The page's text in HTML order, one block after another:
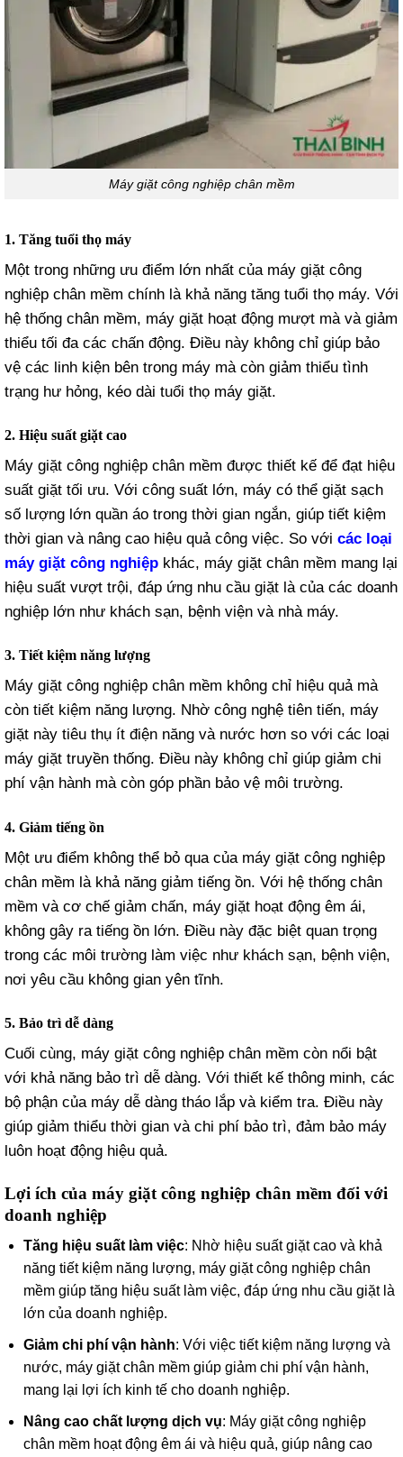
Máy giặt công nghiệp chân mềm
1. Tăng tuổi thọ máy
Một trong những ưu điểm lớn nhất của máy giặt công
nghiệp chân mềm chính là khả năng tăng tuổi thọ máy. Với
hệ thống chân mềm, máy giặt hoạt động mượt mà và giảm
thiểu tối đa các chấn động. Điều này không chỉ giúp bảo
vệ các linh kiện bên trong máy mà còn giảm thiểu tình
trạng hư hỏng, kéo dài tuổi thọ máy giặt.
2. Hiệu suất giặt cao
Máy giặt công nghiệp chân mềm được thiết kế để đạt hiệu
suất giặt tối ưu. Với công suất lớn, máy có thể giặt sạch
số lượng lớn quần áo trong thời gian ngắn, giúp tiết kiệm
thời gian và nâng cao hiệu quả công việc. So với các loại
máy giặt công nghiệp khác, máy giặt chân mềm mang lại
hiệu suất vượt trội, đáp ứng nhu cầu giặt là của các doanh
nghiệp lớn như khách sạn, bệnh viện và nhà máy.
3. Tiết kiệm năng lượng
Máy giặt công nghiệp chân mềm không chỉ hiệu quả mà
còn tiết kiệm năng lượng. Nhờ công nghệ tiên tiến, máy
giặt này tiêu thụ ít điện năng và nước hơn so với các loại
máy giặt truyền thống. Điều này không chỉ giúp giảm chi
phí vận hành mà còn góp phần bảo vệ môi trường.
4. Giảm tiếng ồn
Một ưu điểm không thể bỏ qua của máy giặt công nghiệp
chân mềm là khả năng giảm tiếng ồn. Với hệ thống chân
mềm và cơ chế giảm chấn, máy giặt hoạt động êm ái,
không gây ra tiếng ồn lớn. Điều này đặc biệt quan trọng
trong các môi trường làm việc như khách sạn, bệnh viện,
nơi yêu cầu không gian yên tĩnh.
5. Bảo trì dễ dàng
Cuối cùng, máy giặt công nghiệp chân mềm còn nổi bật
với khả năng bảo trì dễ dàng. Với thiết kế thông minh, các
bộ phận của máy dễ dàng tháo lắp và kiểm tra. Điều này
giúp giảm thiểu thời gian và chi phí bảo trì, đảm bảo máy
luôn hoạt động hiệu quả.
Lợi ích của máy giặt công nghiệp chân mềm đối với
doanh nghiệp
Tăng hiệu suất làm việc: Nhờ hiệu suất giặt cao và khả
năng tiết kiệm năng lượng, máy giặt công nghiệp chân
mềm giúp tăng hiệu suất làm việc, đáp ứng nhu cầu giặt là
lớn của doanh nghiệp.
Giảm chi phí vận hành: Với việc tiết kiệm năng lượng và
nước, máy giặt chân mềm giúp giảm chi phí vận hành,
mang lại lợi ích kinh tế cho doanh nghiệp.
Nâng cao chất lượng dịch vụ: Máy giặt công nghiệp
chân mềm hoạt động êm ái và hiệu quả, giúp nâng cao